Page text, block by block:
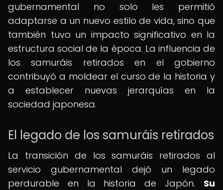
gubernamental no solo les permitió
adaptarse a un nuevo estilo de vida, sino que
también tuvo un impacto significativo en la
estructura social de la época. La influencia de
los samuráis retirados en el gobierno
contribuyó a moldear el curso de la historia y
a establecer nuevas jerarquías en la
sociedad japonesa.
El legado de los samuráis retirados
La transición de los samuráis retirados al
servicio gubernamental dejó un legado
perdurable en la historia de Japón. Su